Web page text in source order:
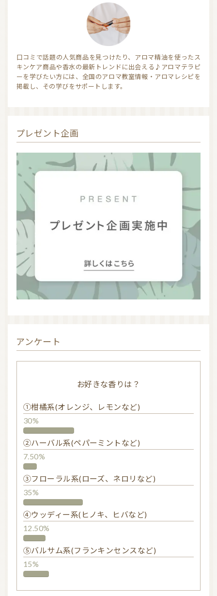
口コミで話題の人気商品を見つけたり、アロマ精油を使ったス
キンケア商品や香水の最新トレンドに出会える♪アロマテラピ
ーを学びたい方には、全国のアロマ教室情報・アロマレシピを
掲載し、その学びをサポートします。
プレゼント企画
アンケート
お好きな香りは？
①柑橘系(オレンジ、レモンなど)
30%
②ハーバル系(ペパーミントなど)
7.50%
③フローラル系(ローズ、ネロリなど)
35%
④ウッディー系(ヒノキ、ヒバなど)
12.50%
⑤バルサム系(フランキンセンスなど)
15%